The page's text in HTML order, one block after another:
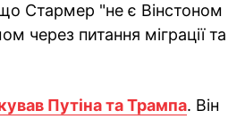
Стармер "не є Вінстоном
через питання міграції та
Путіна та Трампа. Він